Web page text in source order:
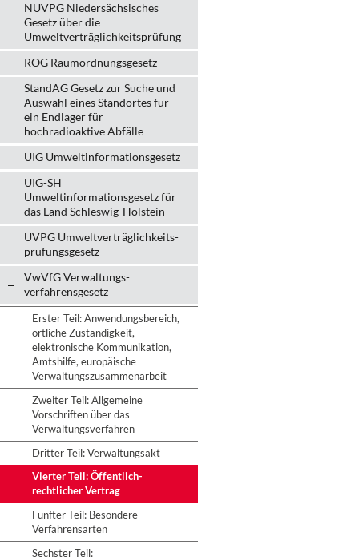
NUVPG Niedersächsisches
Gesetz über die
Umweltverträglichkeitsprüfung
ROG Raumordnungsgesetz
StandAG Gesetz zur Suche und
Auswahl eines Standortes für
ein Endlager für
hochradioaktive Abfälle
UIG Umweltinformationsgesetz
UIG-SH
Umweltinformationsgesetz für
das Land Schleswig-Holstein
UVPG Umweltverträglich­keits­
prüfungs­gesetz
VwVfG Verwaltungs­
verfahrens­gesetz
Erster Teil: Anwendungsbereich,
örtliche Zuständigkeit,
elektronische Kommunikation,
Amtshilfe, europäische
Verwaltungszusammenarbeit
Zweiter Teil: Allgemeine
Vorschriften über das
Verwaltungsverfahren
Dritter Teil: Verwaltungsakt
Vierter Teil: Öffentlich-
rechtlicher Vertrag
Fünfter Teil: Besondere
Verfahrensarten
Sechster Teil: